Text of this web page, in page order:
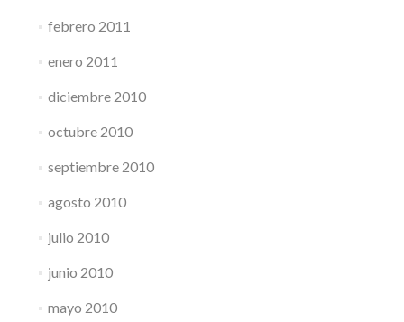
febrero 2011
enero 2011
diciembre 2010
octubre 2010
septiembre 2010
agosto 2010
julio 2010
junio 2010
mayo 2010